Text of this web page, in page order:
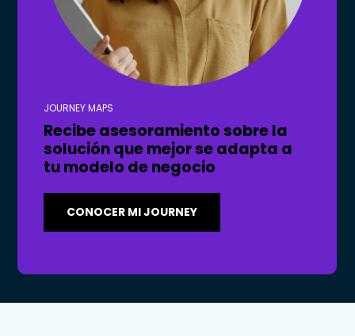
JOURNEY MAPS
Recibe asesoramiento sobre la
solución que mejor se adapta a
tu modelo de negocio
CONOCER MI JOURNEY